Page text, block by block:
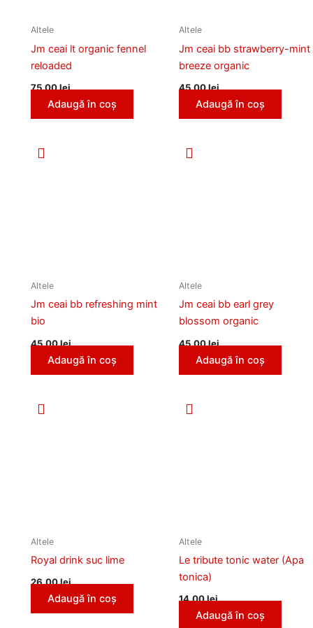
Altele
Jm ceai lt organic fennel
reloaded
75,00lei
Adaugă în coș
Altele
Jm ceai bb strawberry-mint
breeze organic
45,00lei
Adaugă în coș
Altele
Jm ceai bb refreshing mint
bio
45,00lei
Adaugă în coș
Altele
Jm ceai bb earl grey
blossom organic
45,00lei
Adaugă în coș
Altele
Royal drink suc lime
26,00lei
Adaugă în coș
Altele
Le tribute tonic water (Apa
tonica)
14,00lei
Adaugă în coș